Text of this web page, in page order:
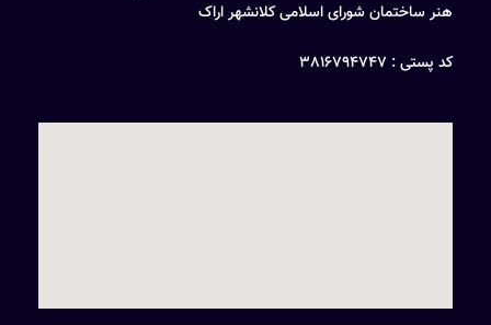
هنر ساختمان شورای اسلامی کلانشهر اراک
کد پستی : 3816794747